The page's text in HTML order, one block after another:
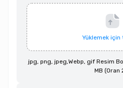
Yüklemek için
jpg, png, jpeg,Webp, gif Resim
MB (Oran